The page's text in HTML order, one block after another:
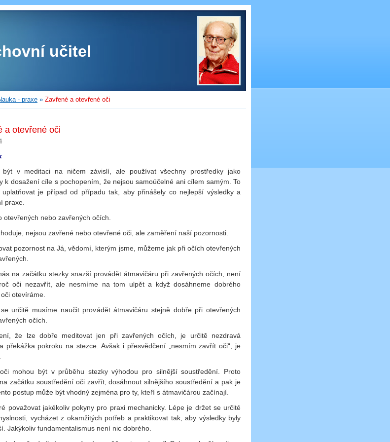
učitel
- praxe » Zavřené a otevřené oči
a otevřené oči
být v meditaci na ničem závislí, ale používat všechny prostředky jako
k dosažení cíle s pochopením, že nejsou samoúčelné ani cílem samým. To
uplatňovat je případ od případu tak, aby přinášely co nejlepší výsledky a
praxe.
otevřených nebo zavřených očích.
nejsou zavřené nebo otevřené oči, ale zaměření naší pozornosti.
pozornost na Já, vědomí, kterým jsme, můžeme jak při očích otevřených
na začátku stezky snazší provádět átmavičáru při zavřených očích, není
oči nezavřít, ale nesmíme na tom ulpět a když dosáhneme dobrého
otevíráme.
určitě musíme naučit provádět átmavičáru stejně dobře při otevřených
očích.
že lze dobře meditovat jen při zavřených očích, je určitě nezdravá
překážka pokroku na stezce. Avšak i přesvědčení „nesmím zavřít oči“, je
mohou být v průběhu stezky výhodou pro silnější soustředění. Proto
začátku soustředění oči zavřít, dosáhnout silnějšího soustředění a pak je
postup může být vhodný zejména pro ty, kteří s átmavičárou začínají.
považovat jakékoliv pokyny pro praxi mechanicky. Lépe je držet se určité
vycházet z okamžitých potřeb a praktikovat tak, aby výsledky byly
Jakýkoliv fundamentalismus není nic dobrého.